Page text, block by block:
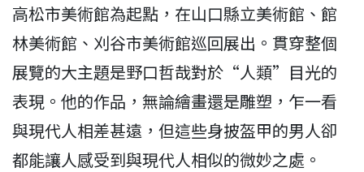
高松市美術館為起點，在山口縣立美術館、館
林美術館、刈谷市美術館巡回展出。貫穿整個
展覽的大主題是野口哲哉對於“人類”目光的
表現。他的作品，無論繪畫還是雕塑，乍一看
與現代人相差甚遠，但這些身披盔甲的男人卻
都能讓人感受到與現代人相似的微妙之處。